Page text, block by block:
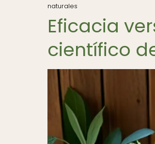
naturales
Eficacia
científico